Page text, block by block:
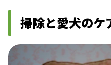
掃除と愛犬のケ